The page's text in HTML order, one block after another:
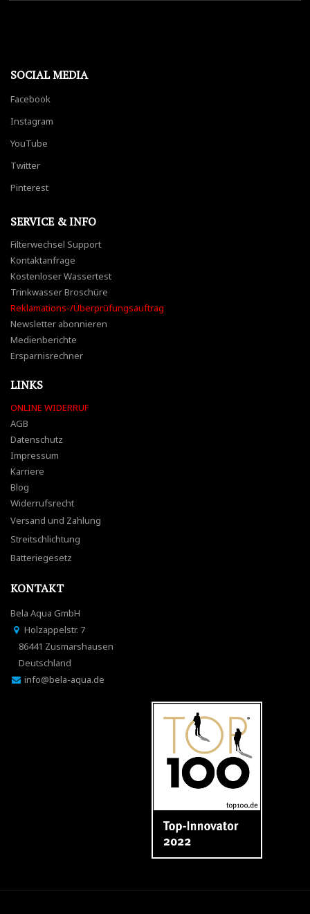
SOCIAL MEDIA
Facebook
Instagram
YouTube
Twitter
Pinterest
SERVICE & INFO
Filterwechsel Support
Kontaktanfrage
Kostenloser Wassertest
Trinkwasser Broschüre
Reklamations-/Überprüfungsauftrag
Newsletter abonnieren
Medienberichte
Ersparnisrechner
LINKS
ONLINE WIDERRUF
AGB
Datenschutz
Impressum
Karriere
Blog
Widerrufsrecht
Versand und Zahlung
Streitschlichtung
Batteriegesetz
KONTAKT
Bela Aqua GmbH
Holzappelstr. 7
86441 Zusmarshausen
Deutschland
info@bela-aqua.de